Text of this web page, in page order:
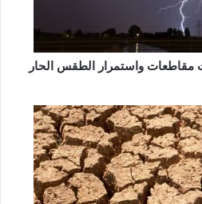
واستمرار الطقس الحار